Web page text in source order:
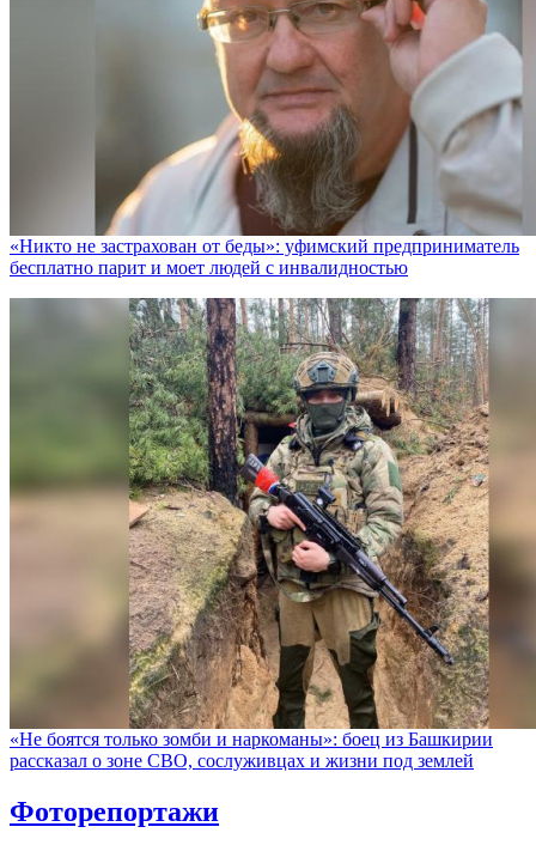
«Никто не заcтрахован от беды»: уфимский предприниматель
бесплатно парит и моет людей с инвалидностью
«Не боятся только зомби и наркоманы»: боец из Башкирии
рассказал о зоне СВО, сослуживцах и жизни под землей
Фоторепортажи